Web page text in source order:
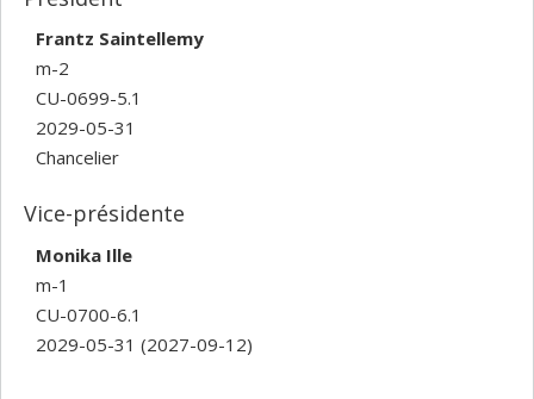
Frantz Saintellemy
m-2
CU-0699-5.1
2029-05-31
Chancelier
Vice-présidente
Monika Ille
m-1
CU-0700-6.1
2029-05-31 (2027-09-12)